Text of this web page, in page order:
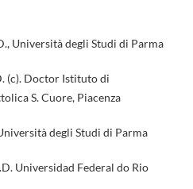
Università degli Studi di Parma
(c). Doctor Istituto di
S. Cuore, Piacenza
degli Studi di Parma
Universidad Federal do Rio